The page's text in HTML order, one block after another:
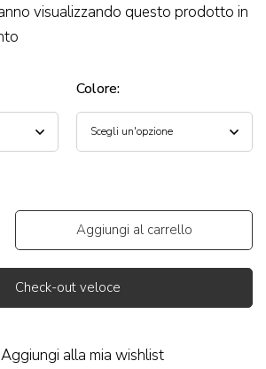
visualizzando questo prodotto in
Colore:
Aggiungi al carrello
Check-out veloce
Aggiungi alla mia wishlist